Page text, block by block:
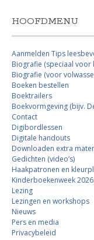
HOOFDMENU
Aanmelden Tips
Biografie (speciaal voor
Biografie (voor
Boeken bestellen
Boektrailers
Boekvormgeving (bijv.
Contact
Digibordlessen
Digitale handouts
Downloaden extra
Gedichten (video’s)
Haakpatronen en
Kinderboekenweek
Lezing
Lezingen en workshops
Nieuws
Pers en media
Privacybeleid